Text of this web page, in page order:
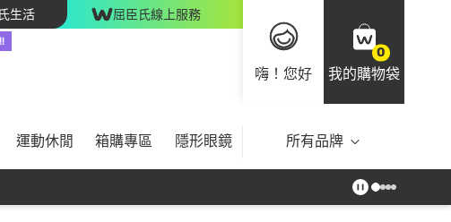
生活 屈臣氏線上服務
嗨！您好
0
我的購物袋
運動休閒 箱購專區 隱形眼鏡 所有品牌